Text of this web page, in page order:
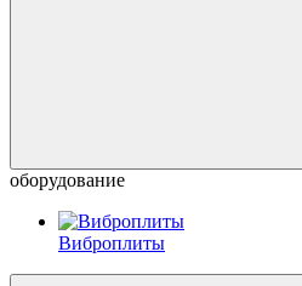
оборудование
Виброплиты